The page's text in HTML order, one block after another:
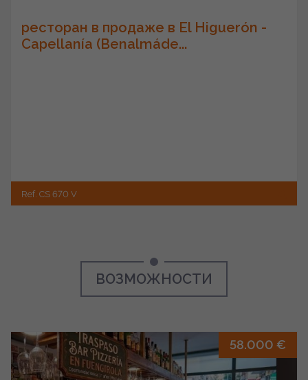
ресторан в продаже в El Higuerón -
Capellanía (Benalmáde...
Ref. CS 670 V
ВОЗМОЖНОСТИ
58.000 €